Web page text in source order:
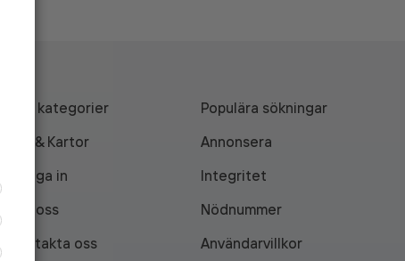
Alla kategorier
Populära sökningar
API & Kartor
Annonsera
Logga in
Integritet
Om oss
Nödnummer
Kontakta oss
Användarvillkor